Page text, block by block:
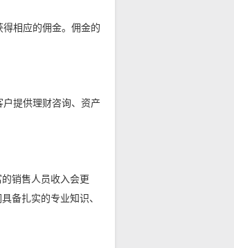
相应的佣金。佣金的
提供理财咨询、资产
销售人员收入会更
备扎实的专业知识、